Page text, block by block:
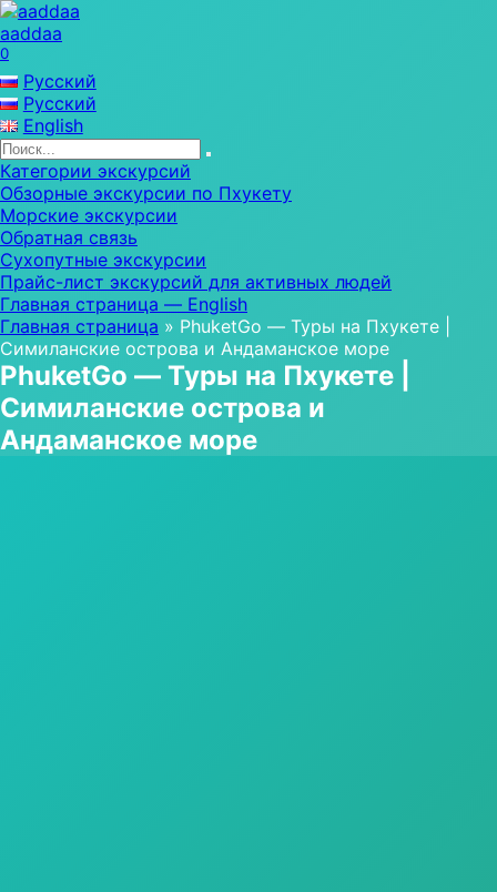
Перейти
к
содержанию
aaddaa
0
Русский
Русский
English
Search
for:
Категории экскурсий
Обзорные экскурсии по Пхукету
Морские экскурсии
Обратная связь
Сухопутные экскурсии
Прайс-лист экскурсий для активных людей
Главная страница — English
Главная страница » PhuketGo — Туры на Пхукете |
Симиланские острова и Андаманское море
PhuketGo — Туры на Пхукете |
Симиланские острова и
Андаманское море